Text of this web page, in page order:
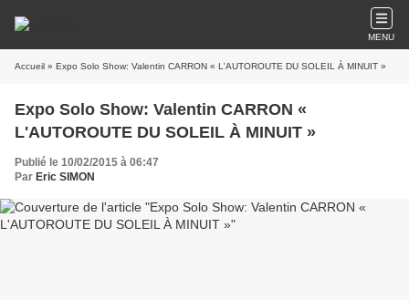
MENU
Accueil » Expo Solo Show: Valentin CARRON « L'AUTOROUTE DU SOLEIL À MINUIT »
Expo Solo Show: Valentin CARRON «
L'AUTOROUTE DU SOLEIL À MINUIT »
Publié le 10/02/2015 à 06:47
Par Eric SIMON